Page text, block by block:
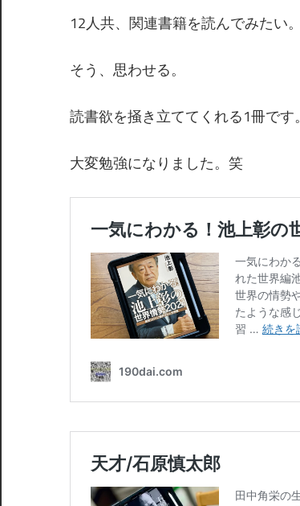
12人共、関連書籍を読んでみたい。
そう、思わせる。
読書欲を掻き立ててくれる1冊です。
大変勉強になりました。笑